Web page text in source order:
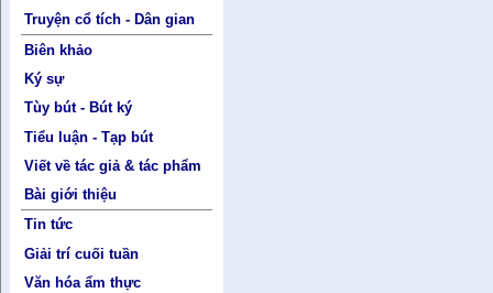
Truyện cổ tích - Dân gian
Biên khảo
Ký sự
Tùy bút - Bút ký
Tiểu luận - Tạp bút
Viết về tác giả & tác phẩm
Bài giới thiệu
Tin tức
Giải trí cuối tuần
Văn hóa ẩm thực